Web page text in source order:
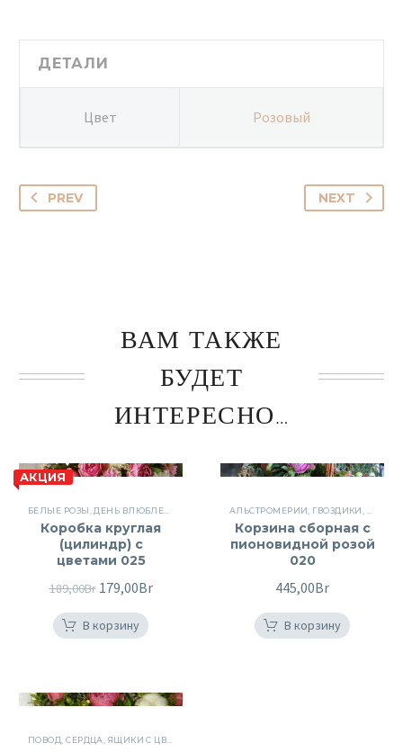
гипсофилы
661ДЕТАЛИ
Цвет Розовый
PREV NEXT
ВАМ ТАКЖЕ
БУДЕТ
ИНТЕРЕСНО…
АКЦИЯ
БЕЛЫЕ РОЗЫ ,ДЕНЬ ВЛЮБЛЕННЫХ ДЕНЬ РОЖДЕНИЯ ,ПИОНОВИДНЫЕ РОЗЫ
Коробка круглая
(цилиндр) с
цветами 025
189,00Br Первоначальная
цена
составляла
179,00BrТекущая
В корзину
АЛЬСТРОМЕРИИ, ГВОЗДИКИ ,
Корзина сборная с
пионовидной розой
020
445,00Br
В корзину
ПОВОД,СЕРДЦА, ЯЩИКИ С ЦВЕТАМИ